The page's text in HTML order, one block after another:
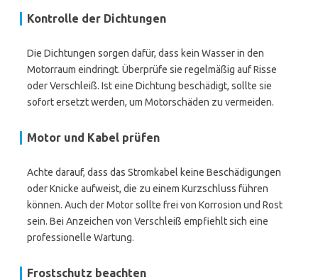
Kontrolle der Dichtungen
Die Dichtungen sorgen dafür, dass kein Wasser in den
Motorraum eindringt. Überprüfe sie regelmäßig auf Risse
oder Verschleiß. Ist eine Dichtung beschädigt, sollte sie
sofort ersetzt werden, um Motorschäden zu vermeiden.
Motor und Kabel prüfen
Achte darauf, dass das Stromkabel keine Beschädigungen
oder Knicke aufweist, die zu einem Kurzschluss führen
können. Auch der Motor sollte frei von Korrosion und Rost
sein. Bei Anzeichen von Verschleiß empfiehlt sich eine
professionelle Wartung.
Frostschutz beachten